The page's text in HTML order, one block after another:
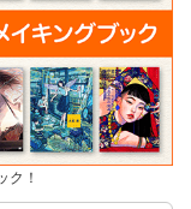
ク！